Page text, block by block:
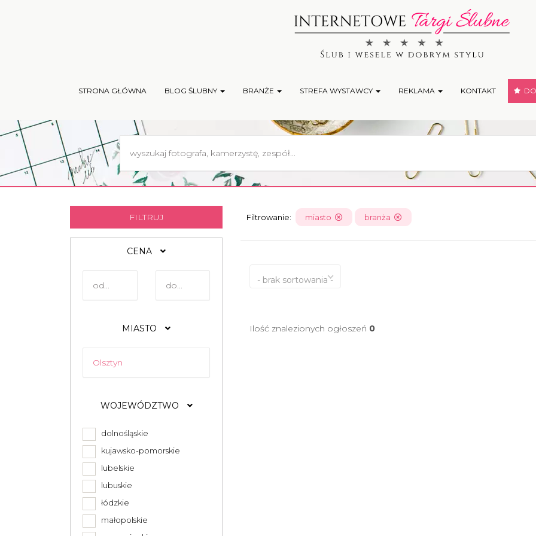
STRONA GŁÓWNA BLOG ŚLUBNY BRANŻE STREFA WYSTAWCY REKLAMA KONTAKT
FILTRUJ
CENA
MIASTO
WOJEWÓDZTWO
dolnośląskie
kujawsko-pomorskie
lubelskie
lubuskie
łódzkie
małopolskie
Filtrowanie: miasto branża
- brak sortowania -
Ilość znalezionych ogłoszeń 0